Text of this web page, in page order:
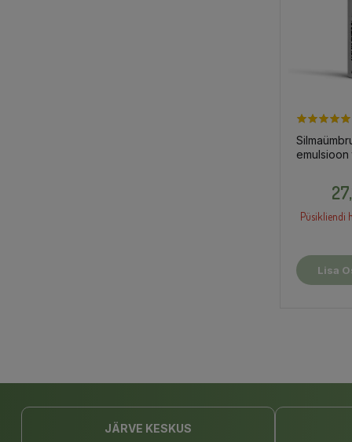
emulsioon
Püsikliendi
Lisa
JÄRVE KESKUS